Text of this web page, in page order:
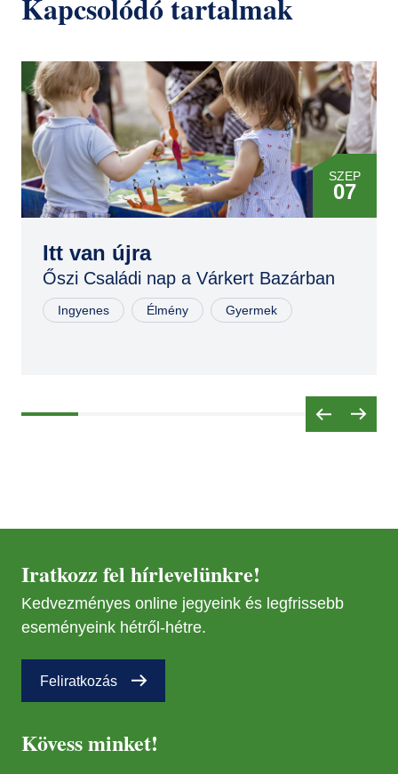
Kapcsolódó tartalmak
SZEP
07
Itt van újra
Őszi Családi nap a Várkert Bazárban
Ingyenes Élmény Gyermek
Iratkozz fel hírlevelünkre!
Kedvezményes online jegyeink és legfrissebb
eseményeink hétről-hétre.
Feliratkozás
Kövess minket!